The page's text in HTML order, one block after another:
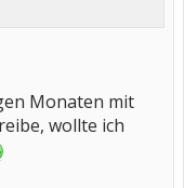
Monaten mit
wollte ich